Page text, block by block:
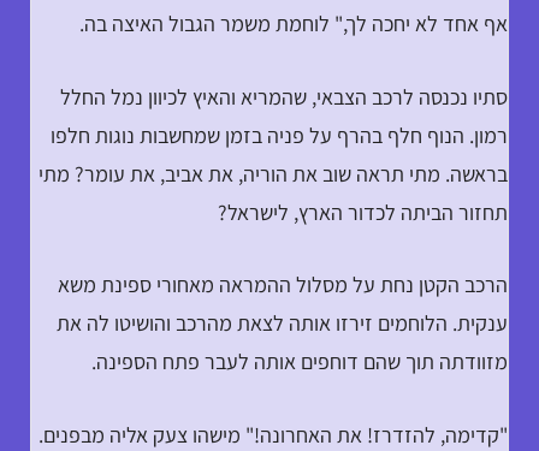
אף אחד לא יחכה לך," לוחמת משמר הגבול האיצה בה.
סתיו נכנסה לרכב הצבאי, שהמריא והאיץ לכיוון נמל החלל
רמון. הנוף חלף בהרף על פניה בזמן שמחשבות נוגות חלפו
בראשה. מתי תראה שוב את הוריה, את אביב, את עומר? מתי
תחזור הביתה לכדור הארץ, לישראל?
הרכב הקטן נחת על מסלול ההמראה מאחורי ספינת משא
ענקית. הלוחמים זירזו אותה לצאת מהרכב והושיטו לה את
מזוודתה תוך שהם דוחפים אותה לעבר פתח הספינה.
"קדימה, להזדרז! את האחרונה!" מישהו צעק אליה מבפנים.